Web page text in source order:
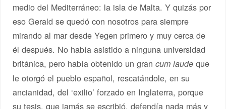
medio del Mediterráneo: la isla de Malta. Y quizás por
eso Gerald se quedó con nosotros para siempre
mirando al mar desde Yegen primero y muy cerca de
él después. No había asistido a ninguna universidad
británica, pero había obtenido un grancum laude que
le otorgó el pueblo español, rescatándole, en su
ancianidad, del ‘exilio’ forzado en Inglaterra, porque
su tesis, que jamás se escribió, defendía nada más y